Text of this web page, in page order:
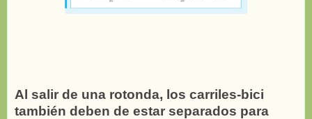
Al salir de una rotonda, los carriles-bici
también deben de estar separados para